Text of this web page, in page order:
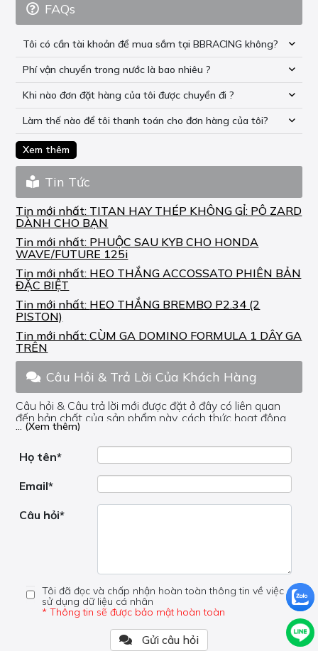
FAQs
Tôi có cần tài khoản để mua sắm tại BBRACING không?
Phí vận chuyển trong nước là bao nhiêu ?
Khi nào đơn đặt hàng của tôi được chuyển đi ?
Làm thế nào để tôi thanh toán cho đơn hàng của tôi?
Xem thêm
Tin Tức
Tin mới nhất: TITAN HAY THÉP KHÔNG GỈ: PÔ ZARD
DÀNH CHO BẠN
Tin mới nhất: PHUỘC SAU KYB CHO HONDA
WAVE/FUTURE 125i
Tin mới nhất: HEO THẮNG ACCOSSATO PHIÊN BẢN
ĐẶC BIỆT
Tin mới nhất: HEO THẮNG BREMBO P2.34 (2
PISTON)
Tin mới nhất:CÙM GA DOMINO FORMULA 1 DÂY GA
TRÊN
Câu Hỏi & Trả Lời Của Khách Hàng
Câu hỏi & Câu trả lời mới được đặt ở đây có liên quan
đến bản chất của sản phẩm này, cách thức hoạt động,
nơi hoạt động, liệu nó có hữu ích không, v.v.
câu hỏi của bạn ở đây mà bên trong trang đó.
... (Xem thêm)
Họ tên*
Email*
Câu hỏi*
Tôi đã đọc và chấp nhận hoàn toàn thông tin về việc
sử dụng dữ liệu cá nhân
* Thông tin sẽ được bảo mật hoàn toàn
Gửi câu hỏi